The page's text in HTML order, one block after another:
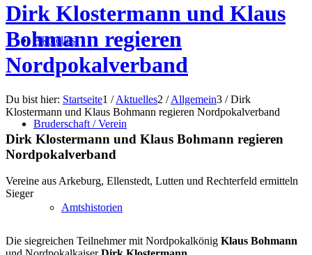
Aktuelles
Bruderschaft / Verein
Amtshistorien
Dirk Klostermann und Klaus
Bohmann regieren
Nordpokalverband
Du bist hier: Startseite1 / Aktuelles2 / Allgemein3 / Dirk
Klostermann und Klaus Bohmann regieren Nordpokalverband
Dirk Klostermann und Klaus Bohmann regieren
Nordpokalverband
Vereine aus Arkeburg, Ellenstedt, Lutten und Rechterfeld ermitteln
Sieger
Die siegreichen Teilnehmer mit Nordpokalkönig Klaus Bohmann